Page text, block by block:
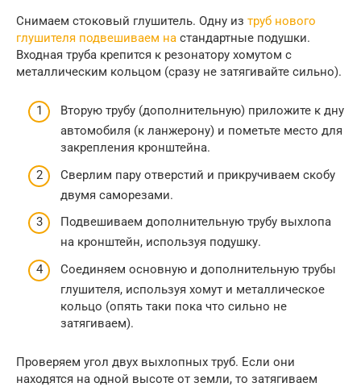
Снимаем стоковый глушитель. Одну из труб нового
глушителя подвешиваем на стандартные подушки.
Входная труба крепится к резонатору хомутом с
металлическим кольцом (сразу не затягивайте сильно).
Вторую трубу (дополнительную) приложите к дну
автомобиля (к ланжерону) и пометьте место для
закрепления кронштейна.
Сверлим пару отверстий и прикручиваем скобу
двумя саморезами.
Подвешиваем дополнительную трубу выхлопа
на кронштейн, используя подушку.
Соединяем основную и дополнительную трубы
глушителя, используя хомут и металлическое
кольцо (опять таки пока что сильно не
затягиваем).
Проверяем угол двух выхлопных труб. Если они
находятся на одной высоте от земли, то затягиваем